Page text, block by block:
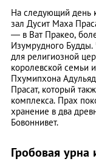
На следующий день
зал Дусит Маха
— в Ват Пракео,
Изумрудного
для религиозной
королевской семьи
Пхумипхона
Прасат, который
комплекса. Прах
хранение в два
Бовоннивет.
Гробовая урна